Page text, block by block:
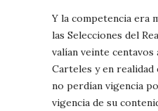
Y la competencia era
las Selecciones del
valían veinte centavos
Carteles y en realidad
no perdían vigencia
vigencia de su